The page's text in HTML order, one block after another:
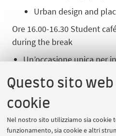
Questo sito
cookie
Nel nostro sito utilizziamo sia cookie
funzionamento, sia cookie e altri
Urban design and
Ore 16.00-16.30 Student
during the break
Un’occasione unica per
studentesse del corso di
disposizione per un
rispondere alle tue
ISCRIZIONE E